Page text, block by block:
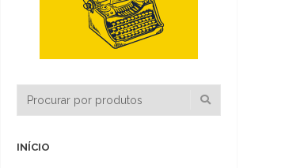
INÍCIO